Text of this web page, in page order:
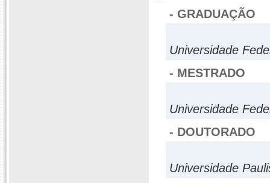
- GRADUAÇÃO
Universidade
- MESTRADO
Universidade
- DOUTORADO
Universidade